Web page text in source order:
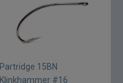
Partridge 15BN
Klinkhammer #16